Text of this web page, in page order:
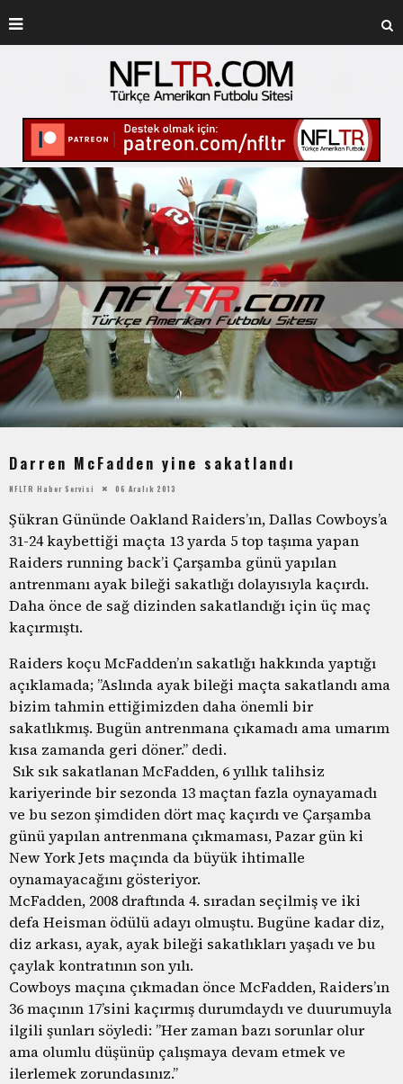
Darren McFadden yine sakatlandı
NFLTR Haber Servisi 06 Aralık 2013
Şükran Gününde Oakland Raiders’ın, Dallas Cowboys’a
31-24 kaybettiği maçta 13 yarda 5 top taşıma yapan
Raiders running back’i Çarşamba günü yapılan
antrenmanı ayak bileği sakatlığı dolayısıyla kaçırdı.
Daha önce de sağ dizinden sakatlandığı için üç maç
kaçırmıştı.
Raiders koçu McFadden’ın sakatlığı hakkında yaptığı
açıklamada; ”Aslında ayak bileği maçta sakatlandı ama
bizim tahmin ettiğimizden daha önemli bir
sakatlıkmış. Bugün antrenmana çıkamadı ama umarım
kısa zamanda geri döner.” dedi.
Sık sık sakatlanan McFadden, 6 yıllık talihsiz
kariyerinde bir sezonda 13 maçtan fazla oynayamadı
ve bu sezon şimdiden dört maç kaçırdı ve Çarşamba
günü yapılan antrenmana çıkmaması, Pazar gün ki
New York Jets maçında da büyük ihtimalle
oynamayacağını gösteriyor.
McFadden, 2008 draftında 4. sıradan seçilmiş ve iki
defa Heisman ödülü adayı olmuştu. Bugüne kadar diz,
diz arkası, ayak, ayak bileği sakatlıkları yaşadı ve bu
çaylak kontratının son yılı.
Cowboys maçına çıkmadan önce McFadden, Raiders’ın
36 maçının 17’sini kaçırmış durumdaydı ve duurumuyla
ilgili şunları söyledi: ”Her zaman bazı sorunlar olur
ama olumlu düşünüp çalışmaya devam etmek ve
ilerlemek zorundasınız.”